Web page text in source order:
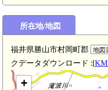
所在地/地図
福井県勝山市村岡町郡
クデータダウンロード :[
+